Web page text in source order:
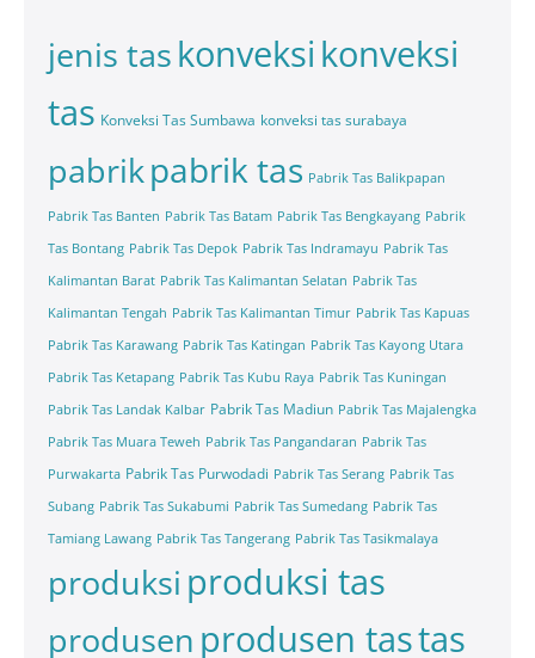
jenis taskonveksi konveksi
tas Konveksi Tas Sumbawa konveksi tas surabaya
pabrikpabrik tas Pabrik Tas Balikpapan
Pabrik Tas Banten Pabrik Tas Batam Pabrik Tas Bengkayang Pabrik
Tas Bontang Pabrik Tas Depok Pabrik Tas Indramayu Pabrik Tas
Kalimantan Barat Pabrik Tas Kalimantan Selatan Pabrik Tas
Kalimantan Tengah Pabrik Tas Kalimantan Timur Pabrik Tas Kapuas
Pabrik Tas Karawang Pabrik Tas Katingan Pabrik Tas Kayong Utara
Pabrik Tas Ketapang Pabrik Tas Kubu Raya Pabrik Tas Kuningan
Pabrik Tas Landak Kalbar Pabrik Tas Madiun Pabrik Tas Majalengka
Pabrik Tas Muara Teweh Pabrik Tas Pangandaran Pabrik Tas
Purwakarta Pabrik Tas Purwodadi Pabrik Tas Serang Pabrik Tas
Subang Pabrik Tas Sukabumi Pabrik Tas Sumedang Pabrik Tas
Tamiang Lawang Pabrik Tas Tangerang Pabrik Tas Tasikmalaya
produksi produksi tas
produsen produsen tastas